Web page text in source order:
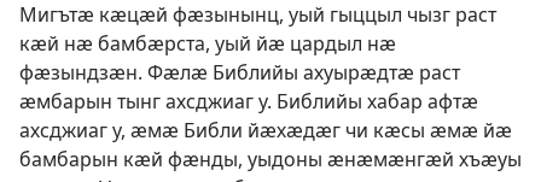
Мигътӕ кӕцӕй фӕзынынц, уый гыццыл чызг раст
кӕй нӕ бамбӕрста, уый йӕ цардыл нӕ
фӕзындзӕн. Фӕлӕ Библийы ахуырӕдтӕ раст
ӕмбарын тынг ахсджиаг у. Библийы хабар афтӕ
ахсджиаг у, ӕмӕ Библи йӕхӕдӕг чи кӕсы ӕмӕ йӕ
бамбарын кӕй фӕнды, уыдоны ӕнӕмӕнгӕй хъӕуы